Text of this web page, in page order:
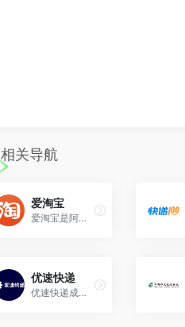
相关导航
爱淘宝
爱淘宝是阿里巴巴旗下购物分享综合型网站，通过海量淘宝基础数据和第三方达人，为消费者精选淘宝天猫的商品。
优速快递
优速快递成立于2009年，是一家提供全国性快递服务的规模型快递企业。